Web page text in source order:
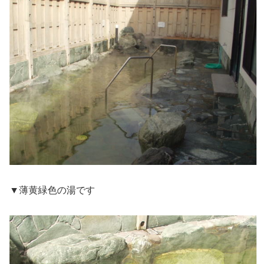
▼薄黄緑色の湯です